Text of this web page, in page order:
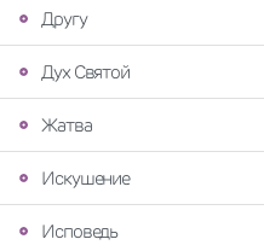
Другу
Дух Святой
Жатва
Искушение
Исповедь